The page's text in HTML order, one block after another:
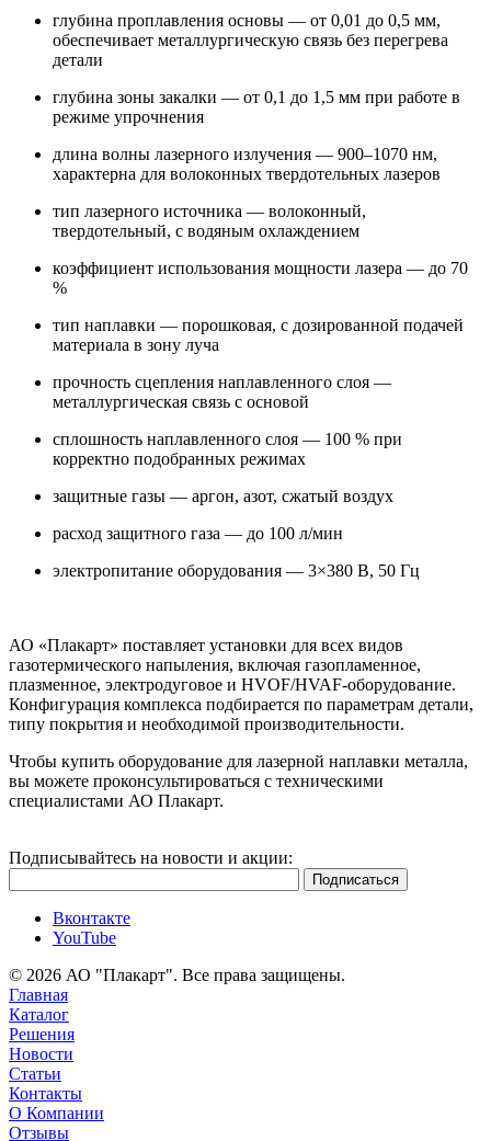
глубина проплавления основы — от 0,01 до 0,5 мм,
обеспечивает металлургическую связь без перегрева
детали
глубина зоны закалки — от 0,1 до 1,5 мм при работе в
режиме упрочнения
длина волны лазерного излучения — 900–1070 нм,
характерна для волоконных твердотельных лазеров
тип лазерного источника — волоконный,
твердотельный, с водяным охлаждением
коэффициент использования мощности лазера — до 70
%
тип наплавки — порошковая, с дозированной подачей
материала в зону луча
прочность сцепления наплавленного слоя —
металлургическая связь с основой
сплошность наплавленного слоя — 100 % при
корректно подобранных режимах
защитные газы — аргон, азот, сжатый воздух
расход защитного газа — до 100 л/мин
электропитание оборудования — 3×380 В, 50 Гц
АО «Плакарт» поставляет установки для всех видов
газотермического напыления, включая газопламенное,
плазменное, электродуговое и HVOF/HVAF-оборудование.
Конфигурация комплекса подбирается по параметрам детали,
типу покрытия и необходимой производительности.
Чтобы купить оборудование для лазерной наплавки металла,
вы можете проконсультироваться с техническими
специалистами АО Плакарт.
Подписывайтесь на новости и акции:
Вконтакте
YouTube
© 2026 АО "Плакарт". Все права защищены.
Главная
Каталог
Решения
Новости
Статьи
Контакты
О Компании
Отзывы